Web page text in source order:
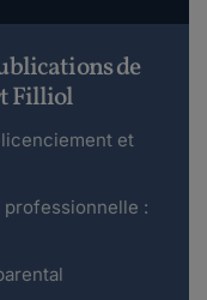
de
Filliol
et
: